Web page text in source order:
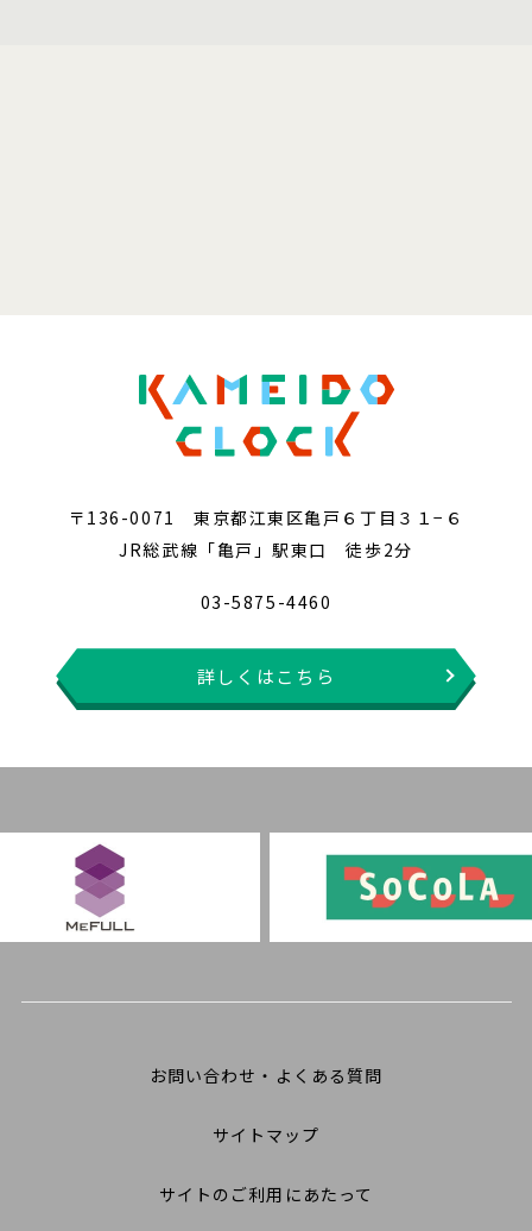
〒136-0071 東京都江東区亀戸６丁目３１−６
JR総武線「亀戸」駅東口 徒歩2分
03-5875-4460
詳しくはこちら
お問い合わせ・よくある質問
サイトマップ
サイトのご利用にあたって